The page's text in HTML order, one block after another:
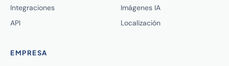
Integraciones
API
Imágenes IA
Localización
EMPRESA